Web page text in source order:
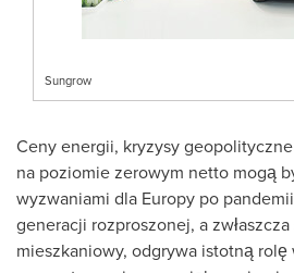
Sungrow
Ceny energii, kryzysy
na poziomie zerowym netto mogą
wyzwaniami dla Europy po
generacji rozproszonej, a
mieszkaniowy, odgrywa istotną